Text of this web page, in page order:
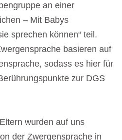
an einer
– Mit Babys
sprechen können“ teil.
basieren auf
sodass es hier für
zur DGS
wurden auf uns
der Zwergensprache in